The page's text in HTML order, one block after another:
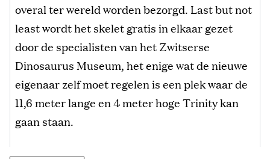
overal ter wereld worden bezorgd. Last but not
least wordt het skelet gratis in elkaar gezet
door de specialisten van het Zwitserse
Dinosaurus Museum, het enige wat de nieuwe
eigenaar zelf moet regelen is een plek waar de
11,6 meter lange en 4 meter hoge Trinity kan
gaan staan.